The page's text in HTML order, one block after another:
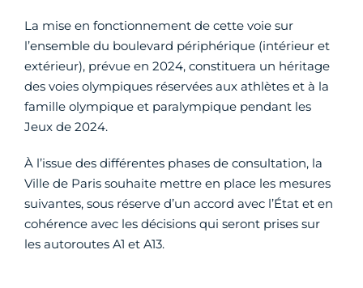
La mise en fonctionnement de cette voie sur
l’ensemble du boulevard périphérique (intérieur et
extérieur), prévue en 2024, constituera un héritage
des voies olympiques réservées aux athlètes et à la
famille olympique et paralympique pendant les
Jeux de 2024.
À l’issue des différentes phases de consultation, la
Ville de Paris souhaite mettre en place les mesures
suivantes, sous réserve d’un accord avec l’État et en
cohérence avec les décisions qui seront prises sur
les autoroutes A1 et A13.